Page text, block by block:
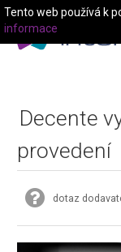
Decente
provedení
dotaz
Tento web používá k
informace